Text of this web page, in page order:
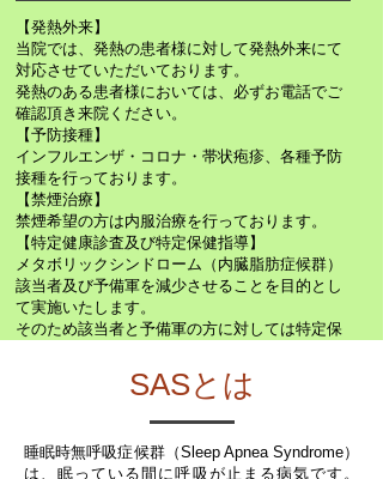
【発熱外来】
当院では、発熱の患者様に対して発熱外来にて
対応させていただいております。
発熱のある患者様においては、必ずお電話でご
確認頂き来院ください。
【予防接種】
インフルエンザ・コロナ・帯状疱疹、各種予防
接種を行っております。
【禁煙治療】
禁煙希望の方は内服治療を行っております。
【​特定健康診査及び特定保健指導】
メタボリックシンドローム（内臓脂肪症候群）
該当者及び予備軍を減少させることを目的とし
て実施いたします。
そのため該当者と予備軍の方に対しては特定保
す。特定健診は保健指導の対象者となるかどう
かを判断するための健診です。
SASとは
睡眠時無呼吸症候群（Sleep Apnea Syndrome）
は、眠っている間に呼吸が止まる病気です。